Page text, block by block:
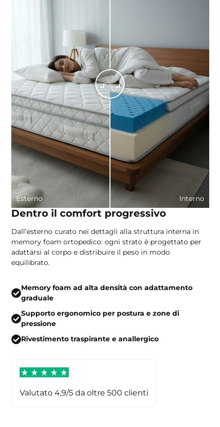
Esterno Interno
Dentro il comfort progressivo
Dall’esterno curato nei dettagli alla struttura interna in
memory foam ortopedico: ogni strato è progettato per
adattarsi al corpo e distribuire il peso in modo
equilibrato.
Memory foam ad alta densità con adattamento
graduale
Supporto ergonomico per postura e zone di
pressione
Rivestimento traspirante e anallergico
Valutato 4,9/5 da oltre 500 clienti